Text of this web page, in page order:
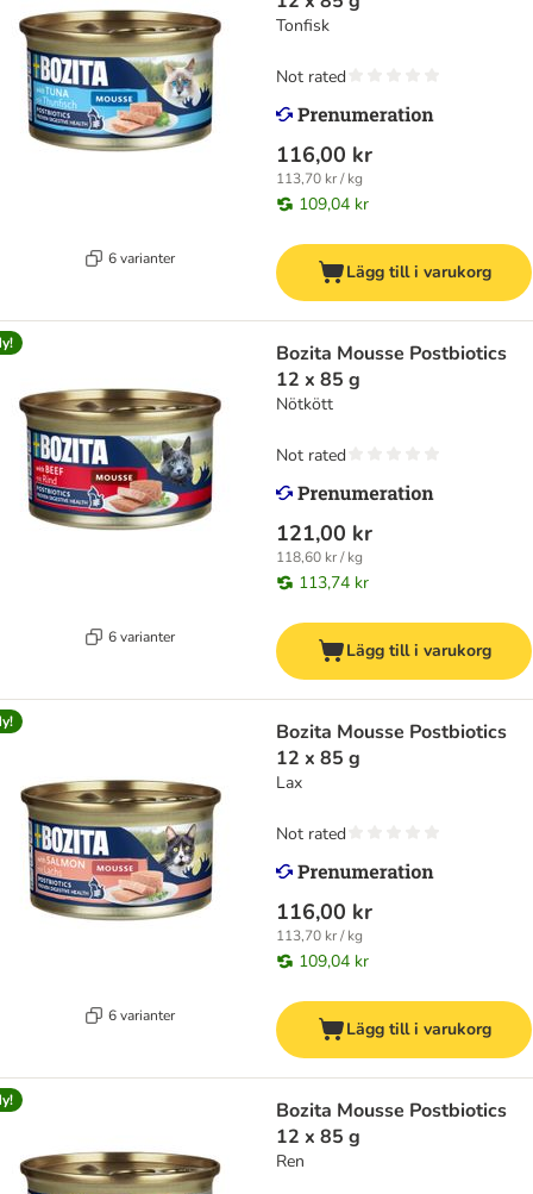
6 varianter
Tonfisk
116,00 kr
113,70 kr / kg
109,04 kr
Not rated
Lägg till i varukorg
6 varianter
Bozita Mousse Postbiotics
12 x 85 g
Nötkött
121,00 kr
118,60 kr / kg
113,74 kr
Not rated
Lägg till i varukorg
6 varianter
Bozita Mousse Postbiotics
12 x 85 g
Lax
116,00 kr
113,70 kr / kg
109,04 kr
Not rated
Lägg till i varukorg
Bozita Mousse Postbiotics
12 x 85 g
Ren